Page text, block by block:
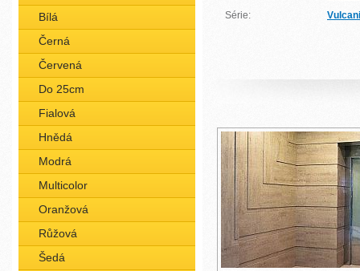
Bílá
Černá
Červená
Do 25cm
Fialová
Hnědá
Modrá
Multicolor
Oranžová
Růžová
Šedá
Série: